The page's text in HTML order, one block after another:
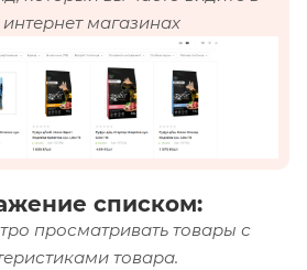
магазинах
списком:
просматривать товары с
товара.